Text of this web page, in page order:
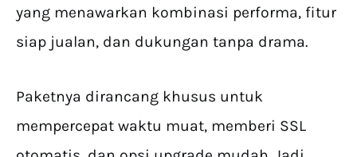
yang menawarkan kombinasi performa, fitur
siap jualan, dan dukungan tanpa drama.
Paketnya dirancang khusus untuk
mempercepat waktu muat, memberi SSL